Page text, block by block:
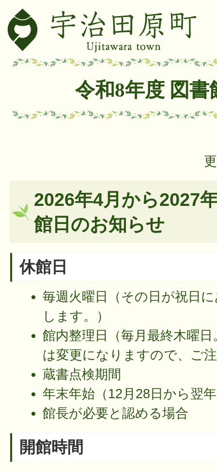
令和8年度 図書
2026年4月から2027
館日のお知らせ
休館日
毎週火曜日（その日が祝日
します。）
館内整理日（毎月最終木曜
は変更になりますので、ご
蔵書点検期間
年末年始（12月28日から翌
館長が必要と認める場合
開館時間